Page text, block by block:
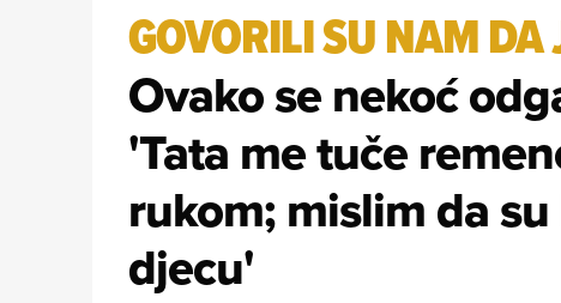
GOVORILI SU NAM DA
Ovako se nekoć
'Tata me tuče
rukom; mislim da
djecu'